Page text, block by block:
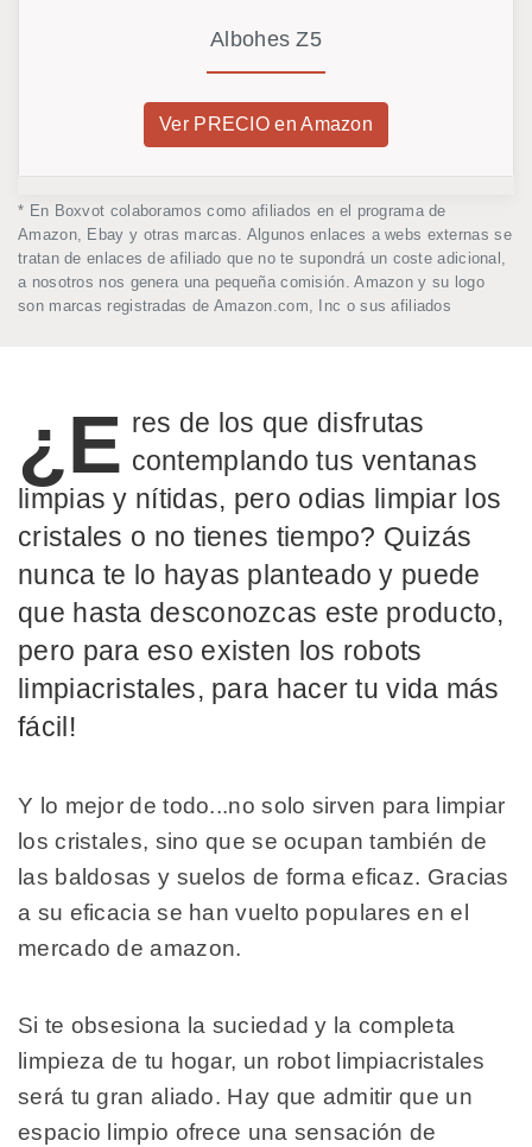
Albohes Z5
Ver PRECIO en Amazon
* En Boxvot colaboramos como afiliados en el programa de
Amazon, Ebay y otras marcas. Algunos enlaces a webs externas se
tratan de enlaces de afiliado que no te supondrá un coste adicional,
a nosotros nos genera una pequeña comisión. Amazon y su logo
son marcas registradas de Amazon.com, Inc o sus afiliados
¿E res de los que disfrutas
contemplando tus ventanas
limpias y nítidas, pero odias limpiar los
cristales o no tienes tiempo? Quizás
nunca te lo hayas planteado y puede
que hasta desconozcas este producto,
pero para eso existen los robots
limpiacristales, para hacer tu vida más
fácil!
Y lo mejor de todo...no solo sirven para limpiar
los cristales, sino que se ocupan también de
las baldosas y suelos de forma eficaz. Gracias
a su eficacia se han vuelto populares en el
mercado de amazon.
Si te obsesiona la suciedad y la completa
limpieza de tu hogar, un robot limpiacristales
será tu gran aliado. Hay que admitir que un
espacio limpio ofrece una sensación de